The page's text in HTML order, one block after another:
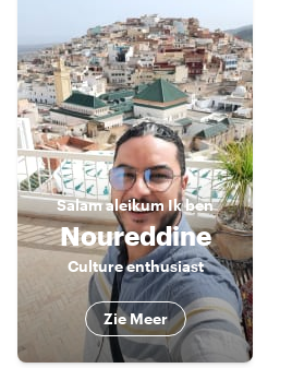
Salam aleikum Ik ben
Noureddine
Culture enthusiast
Zie Meer